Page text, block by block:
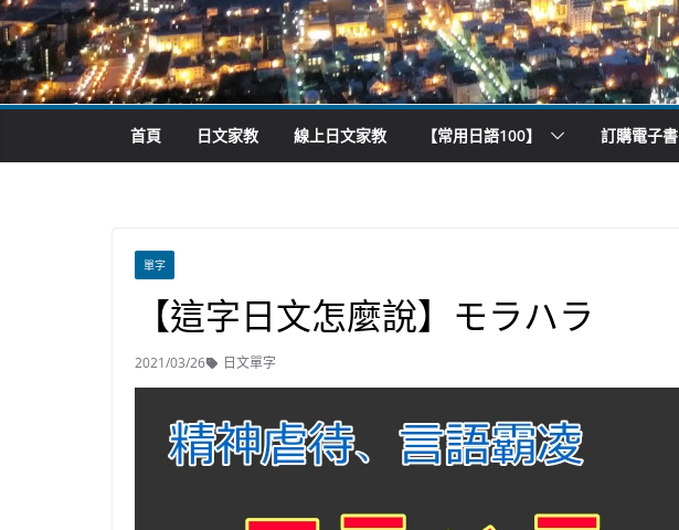
首頁 日文家教 線上日文家教 【常用日語100】 訂購電子書
單字
【這字日文怎麼說】モラハラ
2021/03/26 日文單字